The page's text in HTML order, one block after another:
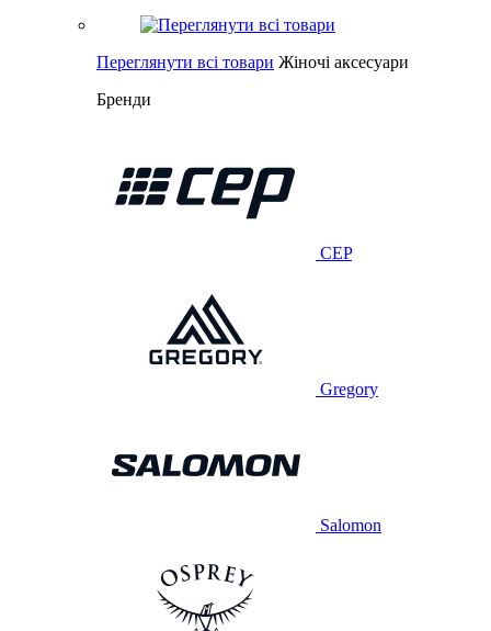
Переглянути всі товари Жіночі аксесуари
Бренди
CEP
Gregory
Salomon